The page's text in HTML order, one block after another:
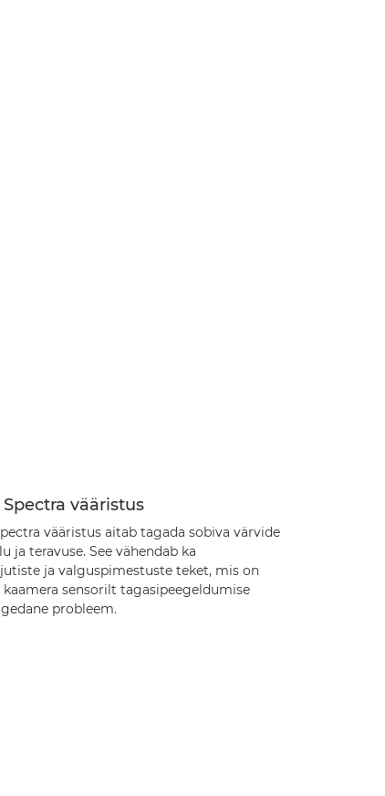
Spectra vääristus
vääristus aitab tagada sobiva värvide
ja teravuse. See vähendab ka
ja valguspimestuste teket, mis on
kaamera sensorilt tagasipeegeldumise
probleem.